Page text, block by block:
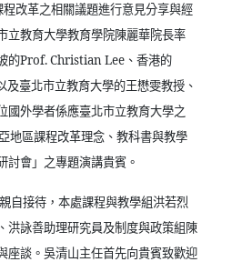
改革之相關議題進行意見分享與經
立教育大學教育學院陳麗華院長率
的Prof. Christian Lee 、香港的
及臺北市立教育大學的王懋雯教授、
國外學者係應臺北市立教育大學之
地區課程改革理念、教科書與教學
討會」之專題演講貴賓。
自接待，本處課程與教學組洪若烈
洪詠善助理研究員及制度與政策組陳
座談。吳清山主任首先向貴賓致歡迎